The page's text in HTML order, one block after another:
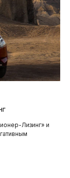
Лизинг» и